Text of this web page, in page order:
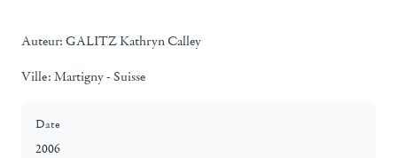
Auteur: GALITZ Kathryn Calley
Ville: Martigny - Suisse
Date
2006